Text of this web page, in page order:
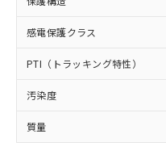
感電保護クラス
PTI（トラッキング特性）
汚染度
質量
在庫状況およ
事前の承諾
示しないよう
マイパーツ
ビス）をご
メンバーズ
部品在庫の切り
月が前後すること
※2 環境保護使用
「ｅ」：有害物
準値以下であるこ
「10」：通常の
質が外部に漏え
及ぼさない年数を
「－」：未確認で
い合わせください
当社は、貴社
場合は、上
該第三者に通
販売先およ
法に輸出す
り引きをい
たはお
機器販
受注生
情報を